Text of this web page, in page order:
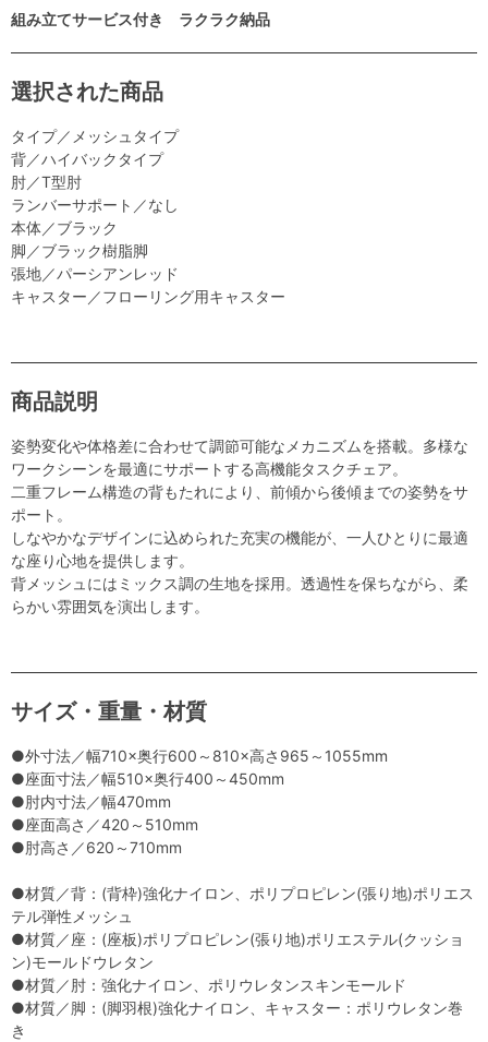
組み立てサービス付き ラクラク納品
選択された商品
タイプ／メッシュタイプ
背／ハイバックタイプ
肘／T型肘
ランバーサポート／なし
本体／ブラック
脚／ブラック樹脂脚
張地／パーシアンレッド
キャスター／フローリング用キャスター
商品説明
姿勢変化や体格差に合わせて調節可能なメカニズムを搭載。多様な
ワークシーンを最適にサポートする高機能タスクチェア。
二重フレーム構造の背もたれにより、前傾から後傾までの姿勢をサ
ポート。
しなやかなデザインに込められた充実の機能が、一人ひとりに最適
な座り心地を提供します。
背メッシュにはミックス調の生地を採用。透過性を保ちながら、柔
らかい雰囲気を演出します。
サイズ・重量・材質
●外寸法／幅710×奥行600～810×高さ965～1055mm
●座面寸法／幅510×奥行400～450mm
●肘内寸法／幅470mm
●座面高さ／420～510mm
●肘高さ／620～710mm
●材質／背：(背枠)強化ナイロン、ポリプロピレン(張り地)ポリエス
テル弾性メッシュ
●材質／座：(座板)ポリプロピレン(張り地)ポリエステル(クッショ
ン)モールドウレタン
●材質／肘：強化ナイロン、ポリウレタンスキンモールド
●材質／脚：(脚羽根)強化ナイロン、キャスター：ポリウレタン巻
き